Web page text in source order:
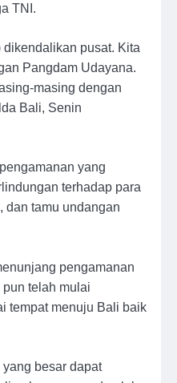
TNI.
dikendalikan pusat. Kita
Pangdam Udayana.
masing dengan
Bali, Senin
yang
terhadap para
dan tamu undangan
pengamanan
telah mulai
tempat menuju Bali baik
besar dapat